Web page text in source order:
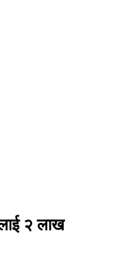
२ लाख